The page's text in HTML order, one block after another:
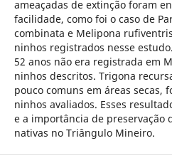
ameaçadas de extinção foram
facilidade, como foi o caso de
combinata e Melipona
ninhos registrados nesse
52 anos não era registrada em
ninhos descritos. Trigona
pouco comuns em áreas secas,
ninhos avaliados. Esses
e a importância de preservação
nativas no Triângulo Mineiro.